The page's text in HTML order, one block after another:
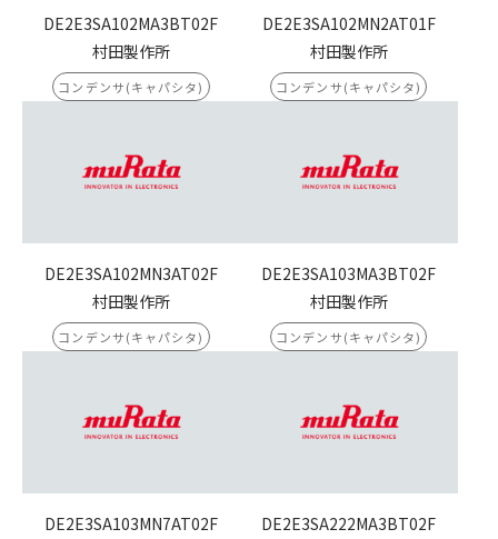
DE2E3SA102MA3BT02F
村田製作所
コンデンサ(キャパシタ)
DE2E3SA102MN2AT01F
村田製作所
コンデンサ(キャパシタ)
DE2E3SA102MN3AT02F
村田製作所
コンデンサ(キャパシタ)
DE2E3SA103MA3BT02F
村田製作所
コンデンサ(キャパシタ)
DE2E3SA103MN7AT02F
DE2E3SA222MA3BT02F